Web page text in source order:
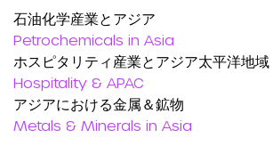
石油化学産業とアジア
Petrochemicals in Asia
ホスピタリティ産業とアジア太平洋地域
Hospitality & APAC
アジアにおける金属＆鉱物
Metals & Minerals in Asia